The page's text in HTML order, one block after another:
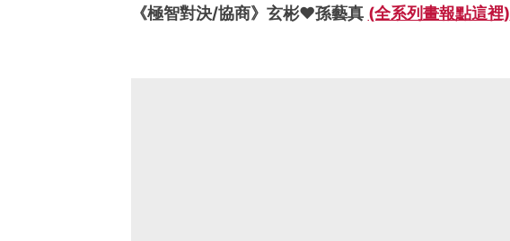
《極智對決/協商》玄彬♥孫藝真 (全系列畫報點這裡)